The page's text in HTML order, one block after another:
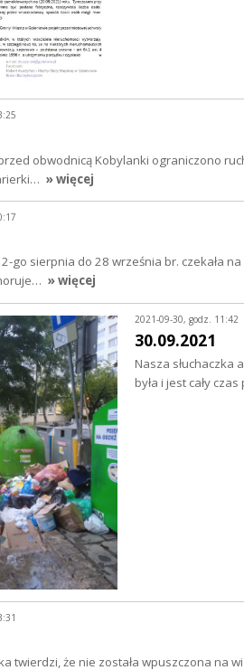
obwodnicą Kobylanki ograniczono
» więcej
go sierpnia do 28 września br.
» więcej
2021-09-30, godz. 11:42
30.09.2021
Nasza słuchaczka
była i jest cały
twierdzi, że nie została wpuszczona na